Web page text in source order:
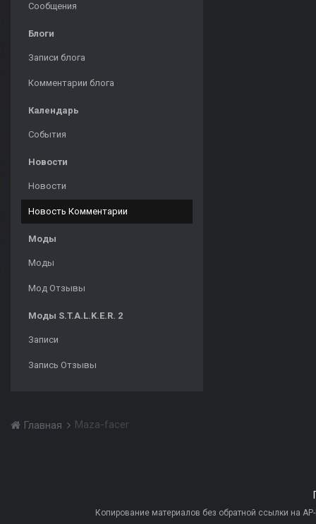
Сообщения
Блоги
Записи блога
Комментарии блога
Календарь
События
Новости
Новости
Новость Комментарии
Моды
Моды
Мод Отзывы
Моды S.T.A.L.K.E.R. 2
Записи
Запись Отзывы
Главная Maza-facer
Копирование материалов без обратной ссылки на